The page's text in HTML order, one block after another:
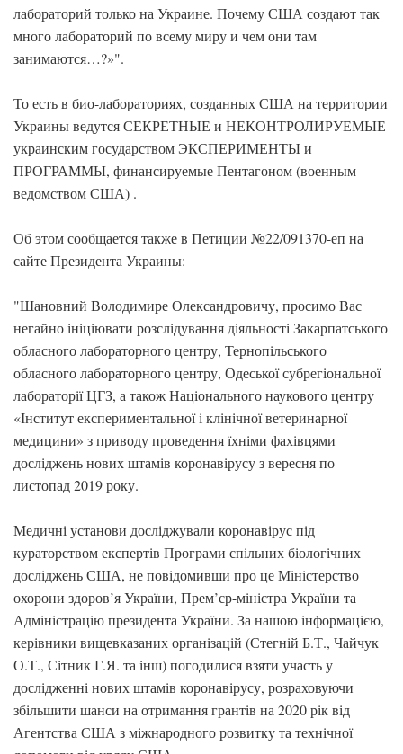
лабораторий только на Украине. Почему США создают так
много лабораторий по всему миру и чем они там
занимаются…?»".
То есть в био-лабораториях, созданных США на территории
Украины ведутся СЕКРЕТНЫЕ и НЕКОНТРОЛИРУЕМЫЕ
украинским государством ЭКСПЕРИМЕНТЫ и
ПРОГРАММЫ, финансируемые Пентагоном (военным
ведомством США) .
Об этом сообщается также в Петиции №22/091370-еп на
сайте Президента Украины:
"Шановний Володимире Олександровичу, просимо Вас
негайно ініціювати розслідування діяльності Закарпатського
обласного лабораторного центру, Тернопільського
обласного лабораторного центру, Одеської субрегіональної
лабораторії ЦГЗ, а також Національного наукового центру
«Інститут експериментальної і клінічної ветеринарної
медицини» з приводу проведення їхніми фахівцями
досліджень нових штамів коронавірусу з вересня по
листопад 2019 року.
Медичні установи досліджували коронавірус під
кураторством експертів Програми спільних біологічних
досліджень США, не повідомивши про це Міністерство
охорони здоров’я України, Прем’єр-міністра України та
Адміністрацію президента України. За нашою інформацією,
керівники вищевказаних організацій (Стегній Б.Т., Чайчук
О.Т., Сітник Г.Я. та інш) погодилися взяти участь у
дослідженні нових штамів коронавірусу, розраховуючи
збільшити шанси на отримання грантів на 2020 рік від
Агентства США з міжнародного розвитку та технічної